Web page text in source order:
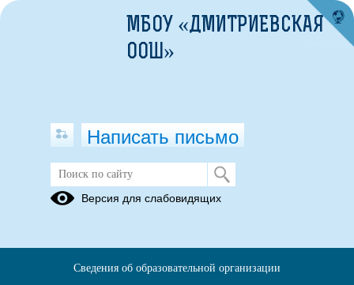
Новости
Сообщение (уведомление) о
МБОУ «ДМИТРИЕВСКАЯ
ООШ»
Написать письмо
Версия для слабовидящих
Сведения об образовательной организации